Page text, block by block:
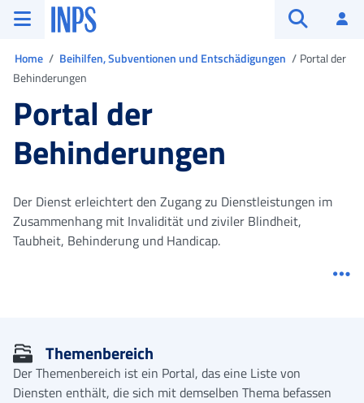
Zum Hauptmenü
Zum Hauptinhalt springen
Zu der Fußzeile
INPS ()
Home Beihilfen, Subventionen und Entschädigungen
Portal der
Behinderungen
Portal der
Behinderungen
Der Dienst erleichtert den Zugang zu Dienstleistungen im
Zusammenhang mit Invalidität und ziviler Blindheit,
Taubheit, Behinderung und Handicap.
Themenbereich
Der Themenbereich ist ein Portal, das eine Liste von
Diensten enthält, die sich mit demselben Thema befassen